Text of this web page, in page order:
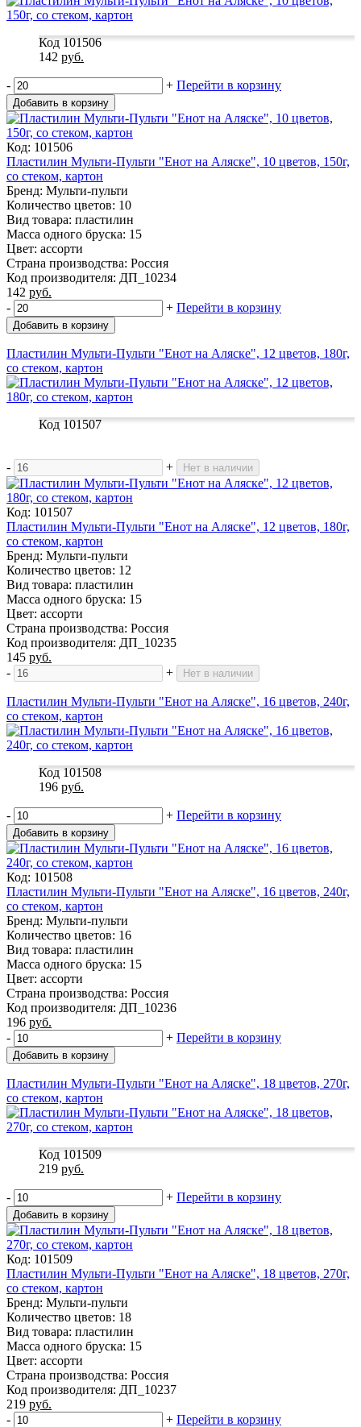
Код 101506
142 руб.
- + Перейти в корзину
Добавить в корзину
Код: 101506
Пластилин Мульти-Пульти "Енот на Аляске", 10 цветов, 150г,
со стеком, картон
Бренд: Мульти-пульти
Количество цветов: 10
Вид товара: пластилин
Масса одного бруска: 15
Цвет: ассорти
Страна производства: Россия
Код производителя: ДП_10234
142 руб.
-
+ Перейти в корзину
Добавить в корзину
Пластилин Мульти-Пульти "Енот на Аляске", 12 цветов, 180г,
со стеком, картон
Код 101507
- + Нет в наличии
Код: 101507
Пластилин Мульти-Пульти "Енот на Аляске", 12 цветов, 180г,
со стеком, картон
Бренд: Мульти-пульти
Количество цветов: 12
Вид товара: пластилин
Масса одного бруска: 15
Цвет: ассорти
Страна производства: Россия
Код производителя: ДП_10235
145 руб.
-
+ Нет в наличии
Пластилин Мульти-Пульти "Енот на Аляске", 16 цветов, 240г,
со стеком, картон
Код 101508
196 руб.
- + Перейти в корзину
Добавить в корзину
Код: 101508
Пластилин Мульти-Пульти "Енот на Аляске", 16 цветов, 240г,
со стеком, картон
Бренд: Мульти-пульти
Количество цветов: 16
Вид товара: пластилин
Масса одного бруска: 15
Цвет: ассорти
Страна производства: Россия
Код производителя: ДП_10236
196 руб.
-
+ Перейти в корзину
Добавить в корзину
Пластилин Мульти-Пульти "Енот на Аляске", 18 цветов, 270г,
со стеком, картон
Код 101509
219 руб.
- + Перейти в корзину
Добавить в корзину
Код: 101509
Пластилин Мульти-Пульти "Енот на Аляске", 18 цветов, 270г,
со стеком, картон
Бренд: Мульти-пульти
Количество цветов: 18
Вид товара: пластилин
Масса одного бруска: 15
Цвет: ассорти
Страна производства: Россия
Код производителя: ДП_10237
219 руб.
-
+ Перейти в корзину